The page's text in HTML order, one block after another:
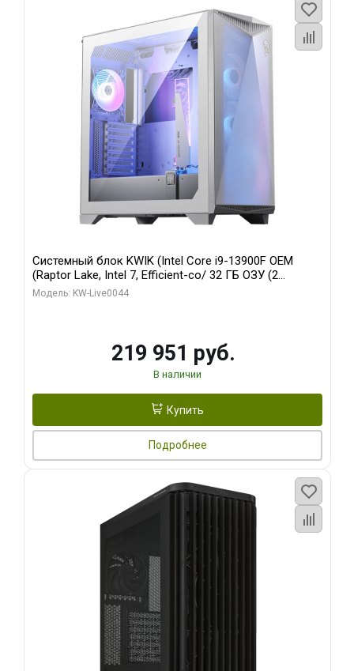
Системный блок KWIK (Intel Core i9-13900F OEM
(Raptor Lake, Intel 7, Efficient-co/ 32 ГБ ОЗУ (2
модуля)/ Gigabyte RTX5070Ti AERO OC 16GB GDDR7
Модель: KW-Live0044
219 951 руб.
В наличии
Купить
Подробнее